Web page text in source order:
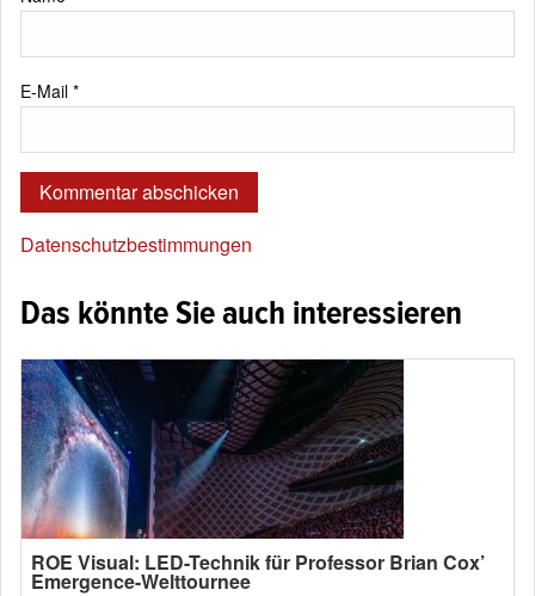
E-Mail *
Datenschutzbestimmungen
Das könnte Sie auch interessieren
ROE Visual: LED-Technik für Professor Brian Cox’
Emergence-Welttournee